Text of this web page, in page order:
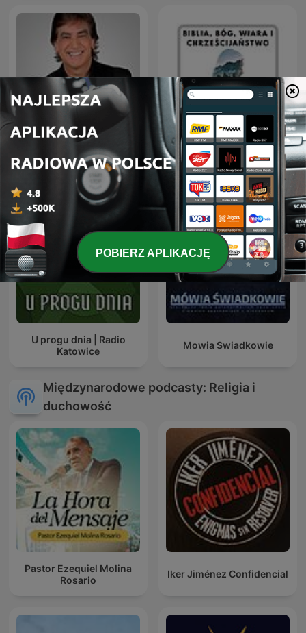
Dante Gebel Live
Biblia, Bóg, Wiara i
Chrześcijaństwo
U progu dnia | Radio
Katowice
Mowia Swiadkowie
Międzynarodowe podcasty: Religia i
duchowość
Pastor Ezequiel Molina
Rosario
Iker Jiménez Confidencial
POBIERZ APLIKACJĘ